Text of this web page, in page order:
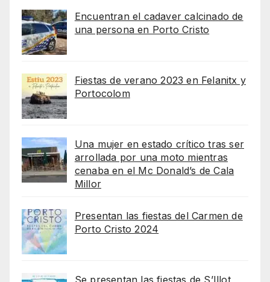
Encuentran el cadaver calcinado de
una persona en Porto Cristo
Fiestas de verano 2023 en Felanitx y
Portocolom
Una mujer en estado crítico tras ser
arrollada por una moto mientras
cenaba en el Mc Donald’s de Cala
Millor
Presentan las fiestas del Carmen de
Porto Cristo 2024
Se presentan las fiestas de S’Illot